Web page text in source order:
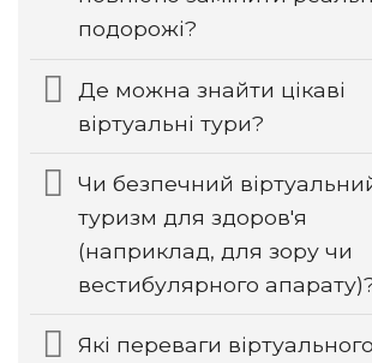
подорожі?
Де можна знайти цікаві
віртуальні тури?
Чи безпечний
туризм для здоров'я
(наприклад, для зору чи
вестибулярного
Які переваги віртуального